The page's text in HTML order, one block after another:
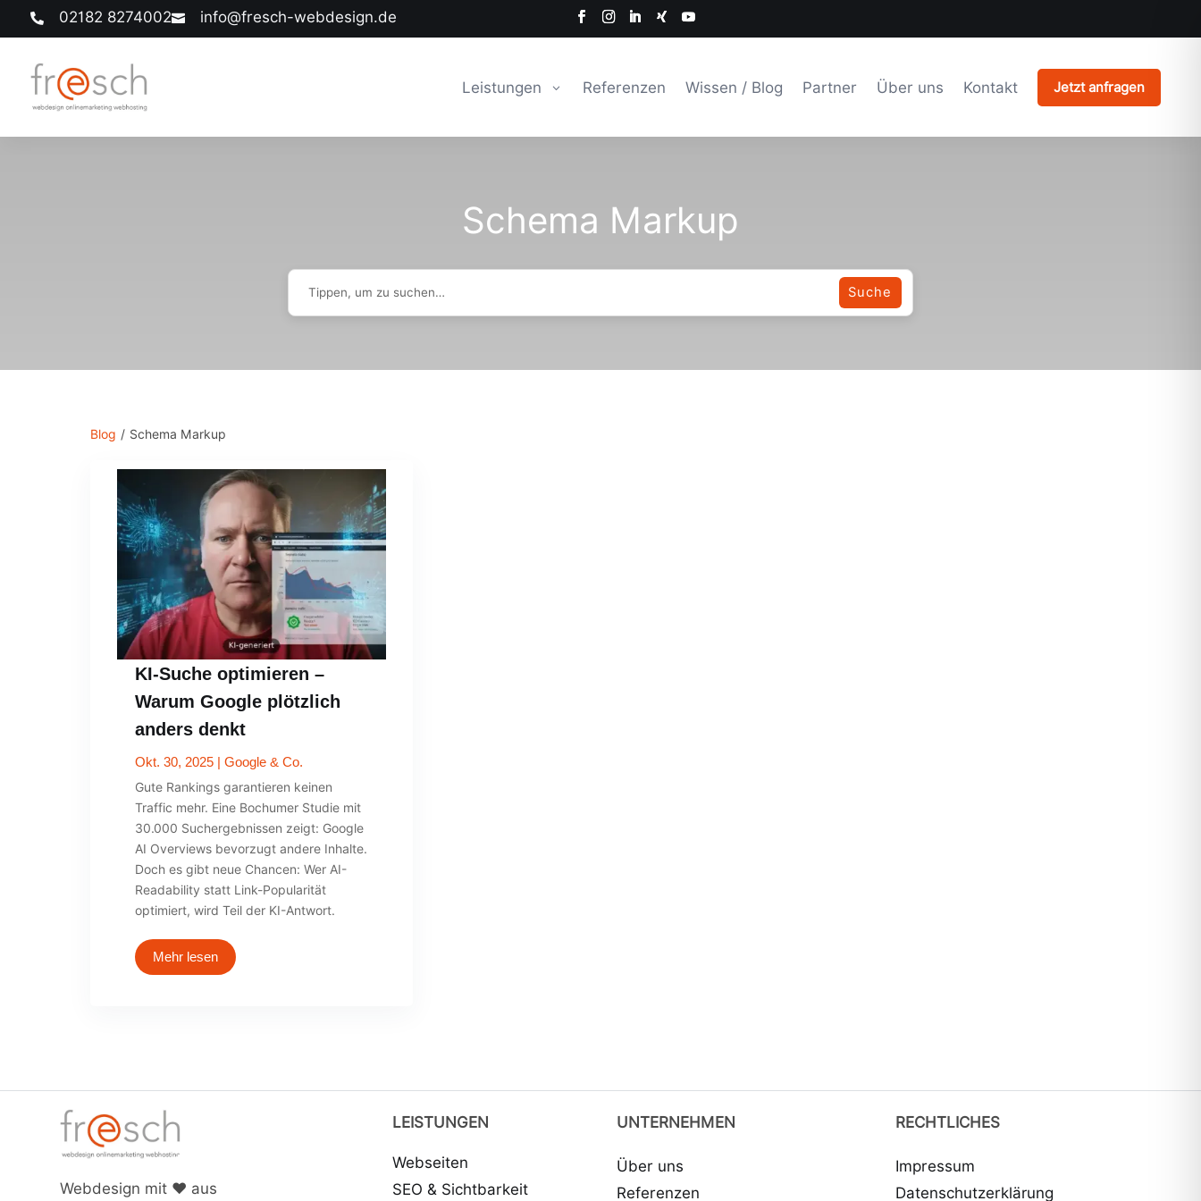
 02182 8274002 info@fresch-webdesign.de
Leistungen Referenzen Wissen / Blog Partner Über uns Kontakt Jetzt anfragen
Schema Markup
Blog / Schema Markup
KI-Suche optimieren –
Warum Google plötzlich
anders denkt
Okt. 30, 2025| Google & Co.
Gute Rankings garantieren keinen
Traffic mehr. Eine Bochumer Studie mit
30.000 Suchergebnissen zeigt: Google
AI Overviews bevorzugt andere Inhalte.
Doch es gibt neue Chancen: Wer AI-
Readability statt Link-Popularität
optimiert, wird Teil der KI-Antwort.
Mehr lesen
Webdesign mit ♥ aus
LEISTUNGEN
Webseiten
SEO & Sichtbarkeit
UNTERNEHMEN
Über uns
Referenzen
RECHTLICHES
Impressum
Datenschutzerklärung